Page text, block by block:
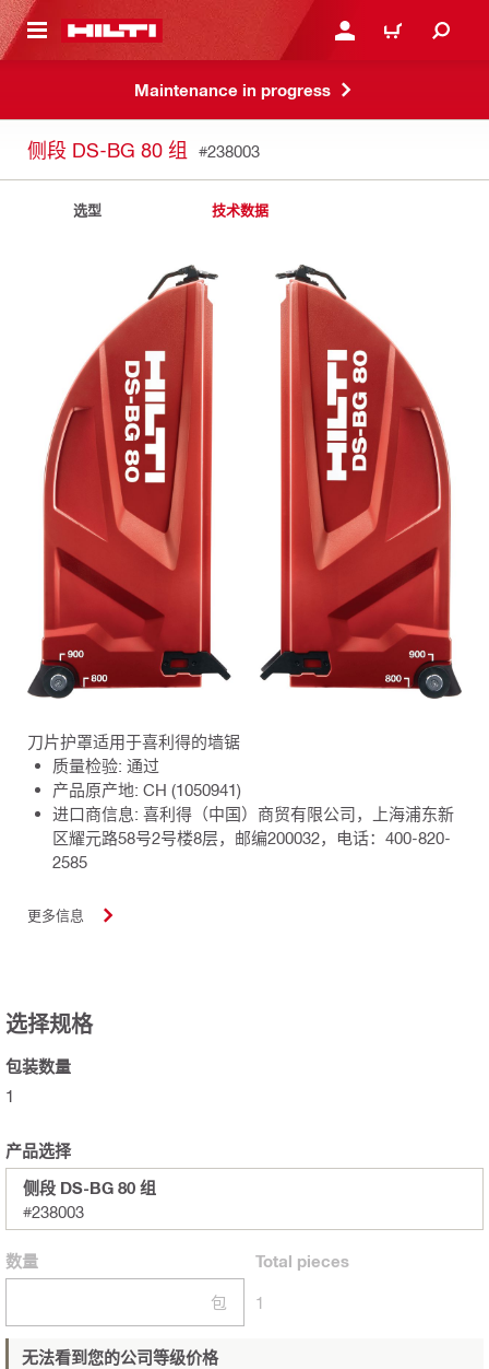
到主页 登录或注册购物车
Maintenance in progress
侧段 DS-BG 80 组 #238003
选型 技术数据
刀片护罩适用于喜利得的墙锯
质量检验: 通过
产品原产地: CH (1050941)
进口商信息: 喜利得（中国）商贸有限公司，上海浦东新
区耀元路58号2号楼8层，邮编200032，电话：400-820-
2585
更多信息
选择规格
包装数量
1
产品选择
侧段 DS-BG 80 组
#238003
数量
包
Total pieces
1
无法看到您的公司等级价格